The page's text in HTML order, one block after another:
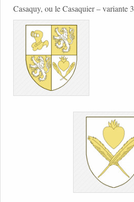
Casaquy, ou le Casaquier – variante 3